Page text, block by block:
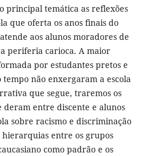
principal temática as reflexões
que oferta os anos finais do
aos alunos moradores de
periferia carioca. A maior
por estudantes pretos e
não enxergaram a escola
que segue, traremos os
deram entre discente e alunos
sobre racismo e discriminação
hierarquias entre os grupos
como padrão e os